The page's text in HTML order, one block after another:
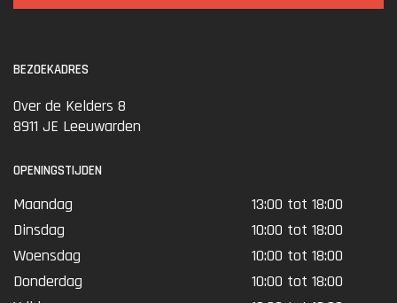
BEZOEKADRES
Over de Kelders 8
8911 JE Leeuwarden
OPENINGSTIJDEN
Maandag
13:00 tot 18:00
Dinsdag
10:00 tot 18:00
Woensdag
10:00 tot 18:00
Donderdag
10:00 tot 18:00